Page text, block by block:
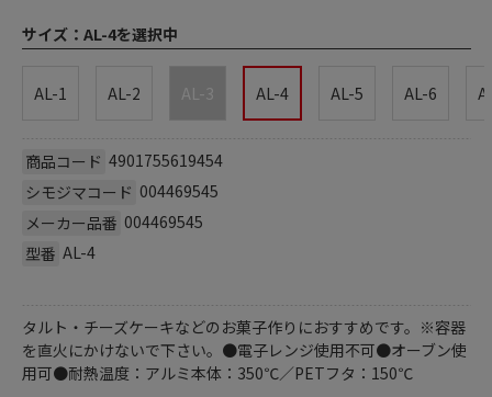
サイズ： AL-4を選択中
AL-1 AL-2 AL-3 AL-4 AL-5 AL-6
商品コード 4901755619454
シモジマコード 004469545
メーカー品番 004469545
型番 AL-4
タルト・チーズケーキなどのお菓子作りにおすすめです。※容器
を直火にかけないで下さい。●電子レンジ使用不可●オーブン使
用可●耐熱温度：アルミ本体：350℃／PETフタ：150℃